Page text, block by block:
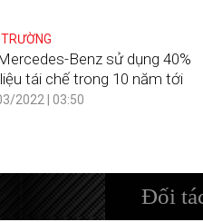
Benz sử dụng 40%
tái chế trong 10 năm tới
2022 | 03:50
Đối